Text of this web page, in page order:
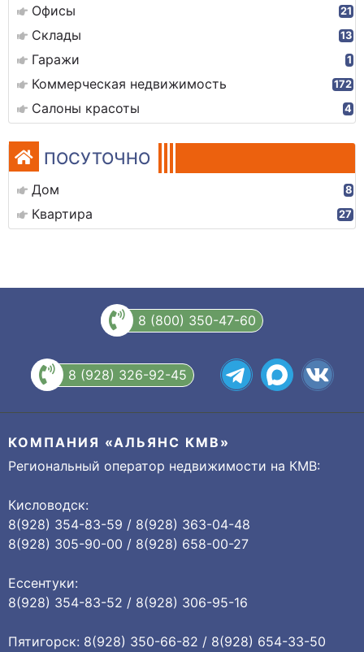
Офисы 21
Склады 13
Гаражи 1
Коммерческая недвижимость 172
Салоны красоты 4
ПОСУТОЧНО
Дом 8
Квартира 27
8 (800) 350-47-60
8 (928) 326-92-45
КОМПАНИЯ «АЛЬЯНС КМВ»
Региональный оператор недвижимости на КМВ:
Кисловодск:
8(928) 354-83-59 / 8(928) 363-04-48
8(928) 305-90-00 / 8(928) 658-00-27
Ессентуки:
8(928) 354-83-52 / 8(928) 306-95-16
Пятигорск: 8(928) 350-66-82 / 8(928) 654-33-50